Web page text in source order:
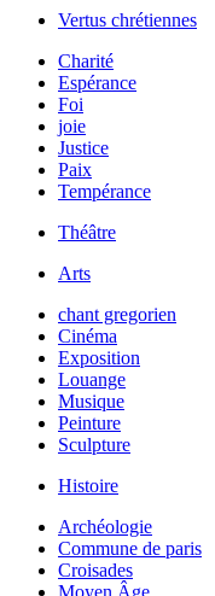
Vertus chrétiennes
Charité
Espérance
Foi
joie
Justice
Paix
Tempérance
Théâtre
Arts
chant gregorien
Cinéma
Exposition
Louange
Musique
Peinture
Sculpture
Histoire
Archéologie
Commune de paris
Croisades
Moyen Âge